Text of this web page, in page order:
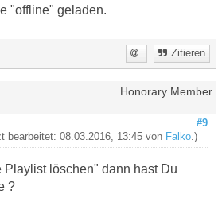
"offline" geladen.
Zitieren
Honorary Member
#9
bearbeitet: 08.03.2016, 13:45 von Falko .)
Playlist löschen" dann hast Du
?